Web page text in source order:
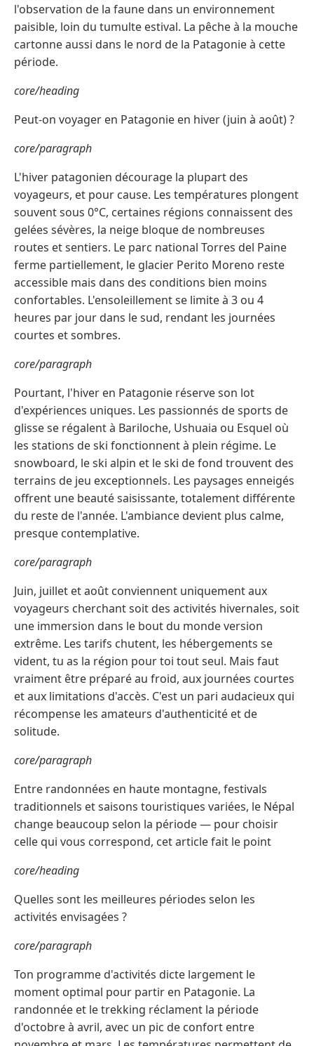
l'observation de la faune dans un environnement
paisible, loin du tumulte estival. La pêche à la mouche
cartonne aussi dans le nord de la Patagonie à cette
période.
core/heading
Peut‑on voyager en Patagonie en hiver (juin à août) ?
core/paragraph
L'hiver patagonien décourage la plupart des
voyageurs, et pour cause. Les températures plongent
souvent sous 0°C, certaines régions connaissent des
gelées sévères, la neige bloque de nombreuses
routes et sentiers. Le parc national Torres del Paine
ferme partiellement, le glacier Perito Moreno reste
accessible mais dans des conditions bien moins
confortables. L'ensoleillement se limite à 3 ou 4
heures par jour dans le sud, rendant les journées
courtes et sombres.
core/paragraph
Pourtant, l'hiver en Patagonie réserve son lot
d'expériences uniques. Les passionnés de sports de
glisse se régalent à Bariloche, Ushuaia ou Esquel où
les stations de ski fonctionnent à plein régime. Le
snowboard, le ski alpin et le ski de fond trouvent des
terrains de jeu exceptionnels. Les paysages enneigés
offrent une beauté saisissante, totalement différente
du reste de l'année. L'ambiance devient plus calme,
presque contemplative.
core/paragraph
Juin, juillet et août conviennent uniquement aux
voyageurs cherchant soit des activités hivernales, soit
une immersion dans le bout du monde version
extrême. Les tarifs chutent, les hébergements se
vident, tu as la région pour toi tout seul. Mais faut
vraiment être préparé au froid, aux journées courtes
et aux limitations d'accès. C'est un pari audacieux qui
récompense les amateurs d'authenticité et de
solitude.
core/paragraph
Entre randonnées en haute montagne, festivals
traditionnels et saisons touristiques variées, le Népal
change beaucoup selon la période — pour choisir
celle qui vous correspond, cet article fait le point
core/heading
Quelles sont les meilleures périodes selon les
activités envisagées ?
core/paragraph
Ton programme d'activités dicte largement le
moment optimal pour partir en Patagonie. La
randonnée et le trekking réclament la période
d'octobre à avril, avec un pic de confort entre